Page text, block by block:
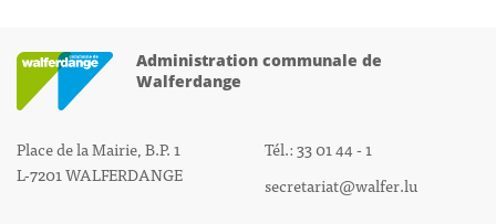
Administration communale de
Walferdange
Place de la Mairie, B.P. 1
L-7201 WALFERDANGE
Tél.: 33 01 44 - 1
secretariat@walfer.lu